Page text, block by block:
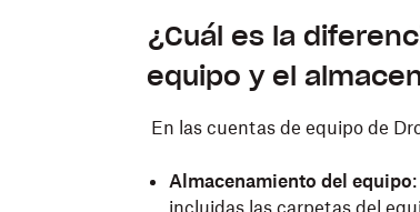
¿Cuál es la
equipo y el
En las cuentas de equipo de
Almacenamiento del equipo
incluidas las carpetas del